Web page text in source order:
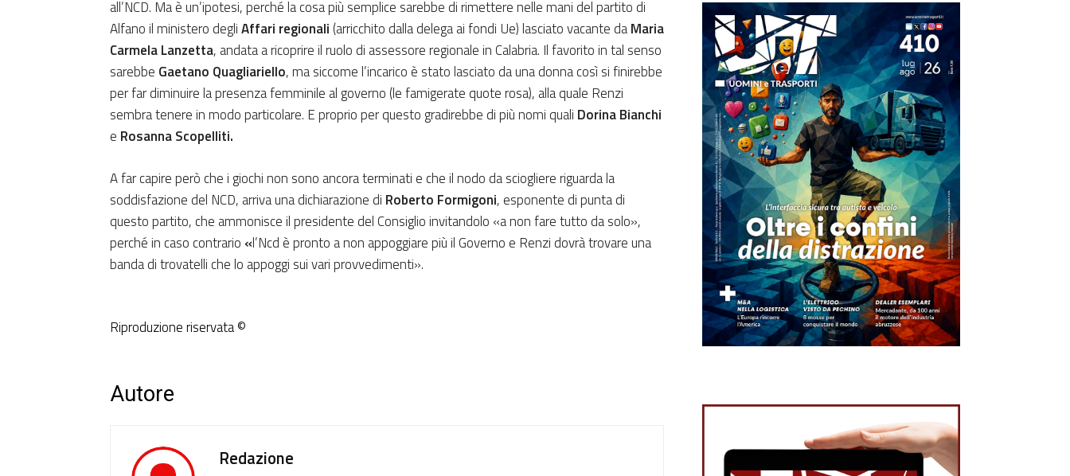
all’NCD. Ma è un’ipotesi, perché la cosa più semplice sarebbe di rimettere nelle mani del partito di
Alfano il ministero degliAffari regionali (arricchito dalla delega ai fondi Ue) lasciato vacante daMaria
Carmela Lanzetta, andata a ricoprire il ruolo di assessore regionale in Calabria. Il favorito in tal senso
sarebbe Gaetano Quagliariello, ma siccome l’incarico è stato lasciato da una donna così si finirebbe
per far diminuire la presenza femminile al governo (le famigerate quote rosa), alla quale Renzi
sembra tenere in modo particolare. E proprio per questo gradirebbe di più nomi quali Dorina Bianchi
e Rosanna Scopelliti.
A far capire però che i giochi non sono ancora terminati e che il nodo da sciogliere riguarda la
soddisfazione del NCD, arriva una dichiarazione di Roberto Formigoni, esponente di punta di
questo partito, che ammonisce il presidente del Consiglio invitandolo «a non fare tutto da solo»,
perché in caso contrario «l’Ncd è pronto a non appoggiare più il Governo e Renzi dovrà trovare una
banda di trovatelli che lo appoggi sui vari provvedimenti».
Riproduzione riservata ©
Autore
Redazione